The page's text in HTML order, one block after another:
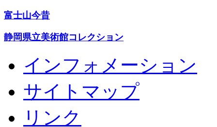
富士山今昔
静岡県立美術館コレクション
インフォメーション
サイトマップ
リンク